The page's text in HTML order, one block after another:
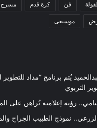
فن كرة قدم مسرح
موسيقى
يُتم برنامج “مداد للتطوير
التربوي
رؤية إعلامية تُراهن على
نموذج الطبيب الجراح